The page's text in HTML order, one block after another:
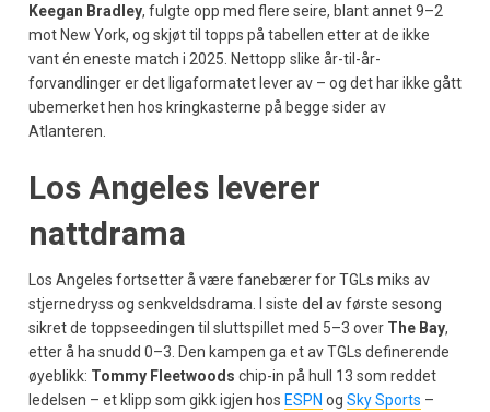
Keegan Bradley, fulgte opp med flere seire, blant annet 9–2
mot New York, og skjøt til topps på tabellen etter at de ikke
vant én eneste match i 2025. Nettopp slike år-til-år-
forvandlinger er det ligaformatet lever av – og det har ikke gått
ubemerket hen hos kringkasterne på begge sider av
Atlanteren.
Los Angeles leverer
nattdrama
Los Angeles fortsetter å være fanebærer for TGLs miks av
stjernedryss og senkveldsdrama. I siste del av første sesong
sikret de toppseedingen til sluttspillet med 5–3 over The Bay,
etter å ha snudd 0–3. Den kampen ga et av TGLs definerende
øyeblikk: Tommy Fleetwoods chip-in på hull 13 som reddet
ledelsen – et klipp som gikk igjen hos ESPN og Sky Sports –